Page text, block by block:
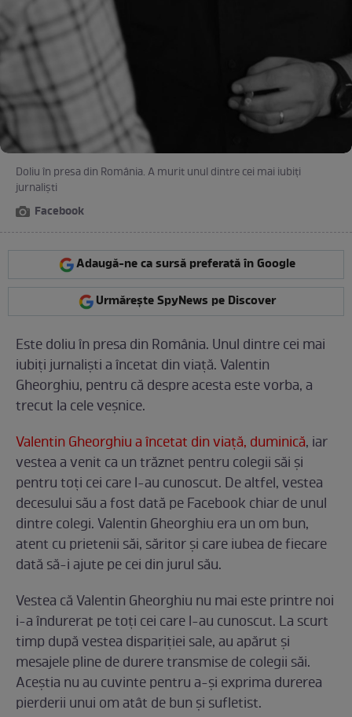
Doliu în presa din România. A murit unul dintre cei mai iubiţi
jurnalişti
Facebook
Adaugă-ne ca sursă preferată în Google
Urmărește SpyNews pe Discover
Este doliu în presa din România. Unul dintre cei mai
iubiţi jurnalişti a încetat din viaţă. Valentin
Gheorghiu, pentru că despre acesta este vorba, a
trecut la cele veşnice.
Valentin Gheorghiu a încetat din viaţă, duminică, iar
vestea a venit ca un trăznet pentru colegii săi şi
pentru toţi cei care l-au cunoscut. De altfel, vestea
decesului său a fost dată pe Facebook chiar de unul
dintre colegi. Valentin Gheorghiu era un om bun,
atent cu prietenii săi, săritor şi care iubea de fiecare
dată să-i ajute pe cei din jurul său.
Vestea că Valentin Gheorghiu nu mai este printre noi
i-a îndurerat pe toţi cei care l-au cunoscut. La scurt
timp după vestea dispariţiei sale, au apărut şi
mesajele pline de durere transmise de colegii săi.
Aceştia nu au cuvinte pentru a-şi exprima durerea
pierderii unui om atât de bun şi sufletist.